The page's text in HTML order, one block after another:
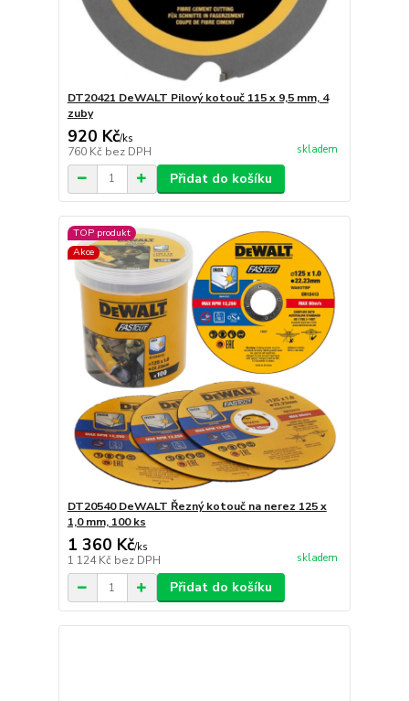
DT20421 DeWALT Pilový kotouč 115 x 9,5 mm, 4
zuby
920 Kč/ks
760 Kč bez DPH skladem
Přidat do košíku
TOP produkt
Akce
DT20540 DeWALT Řezný kotouč na nerez 125 x
1,0 mm, 100 ks
1 360 Kč/ks
1 124 Kč bez DPH skladem
Přidat do košíku